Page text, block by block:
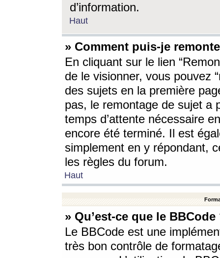
d’information.
Haut
» Comment puis-je
En cliquant sur le lien
de le visionner, vous pouvez
des sujets en la première
pas, le remontage de sujet a
temps d’attente nécessaire
encore été terminé. Il est
simplement en y répondant,
les règles du forum.
Haut
» Qu’est-ce que le BBCode
Le BBCode est une
très bon contrôle de